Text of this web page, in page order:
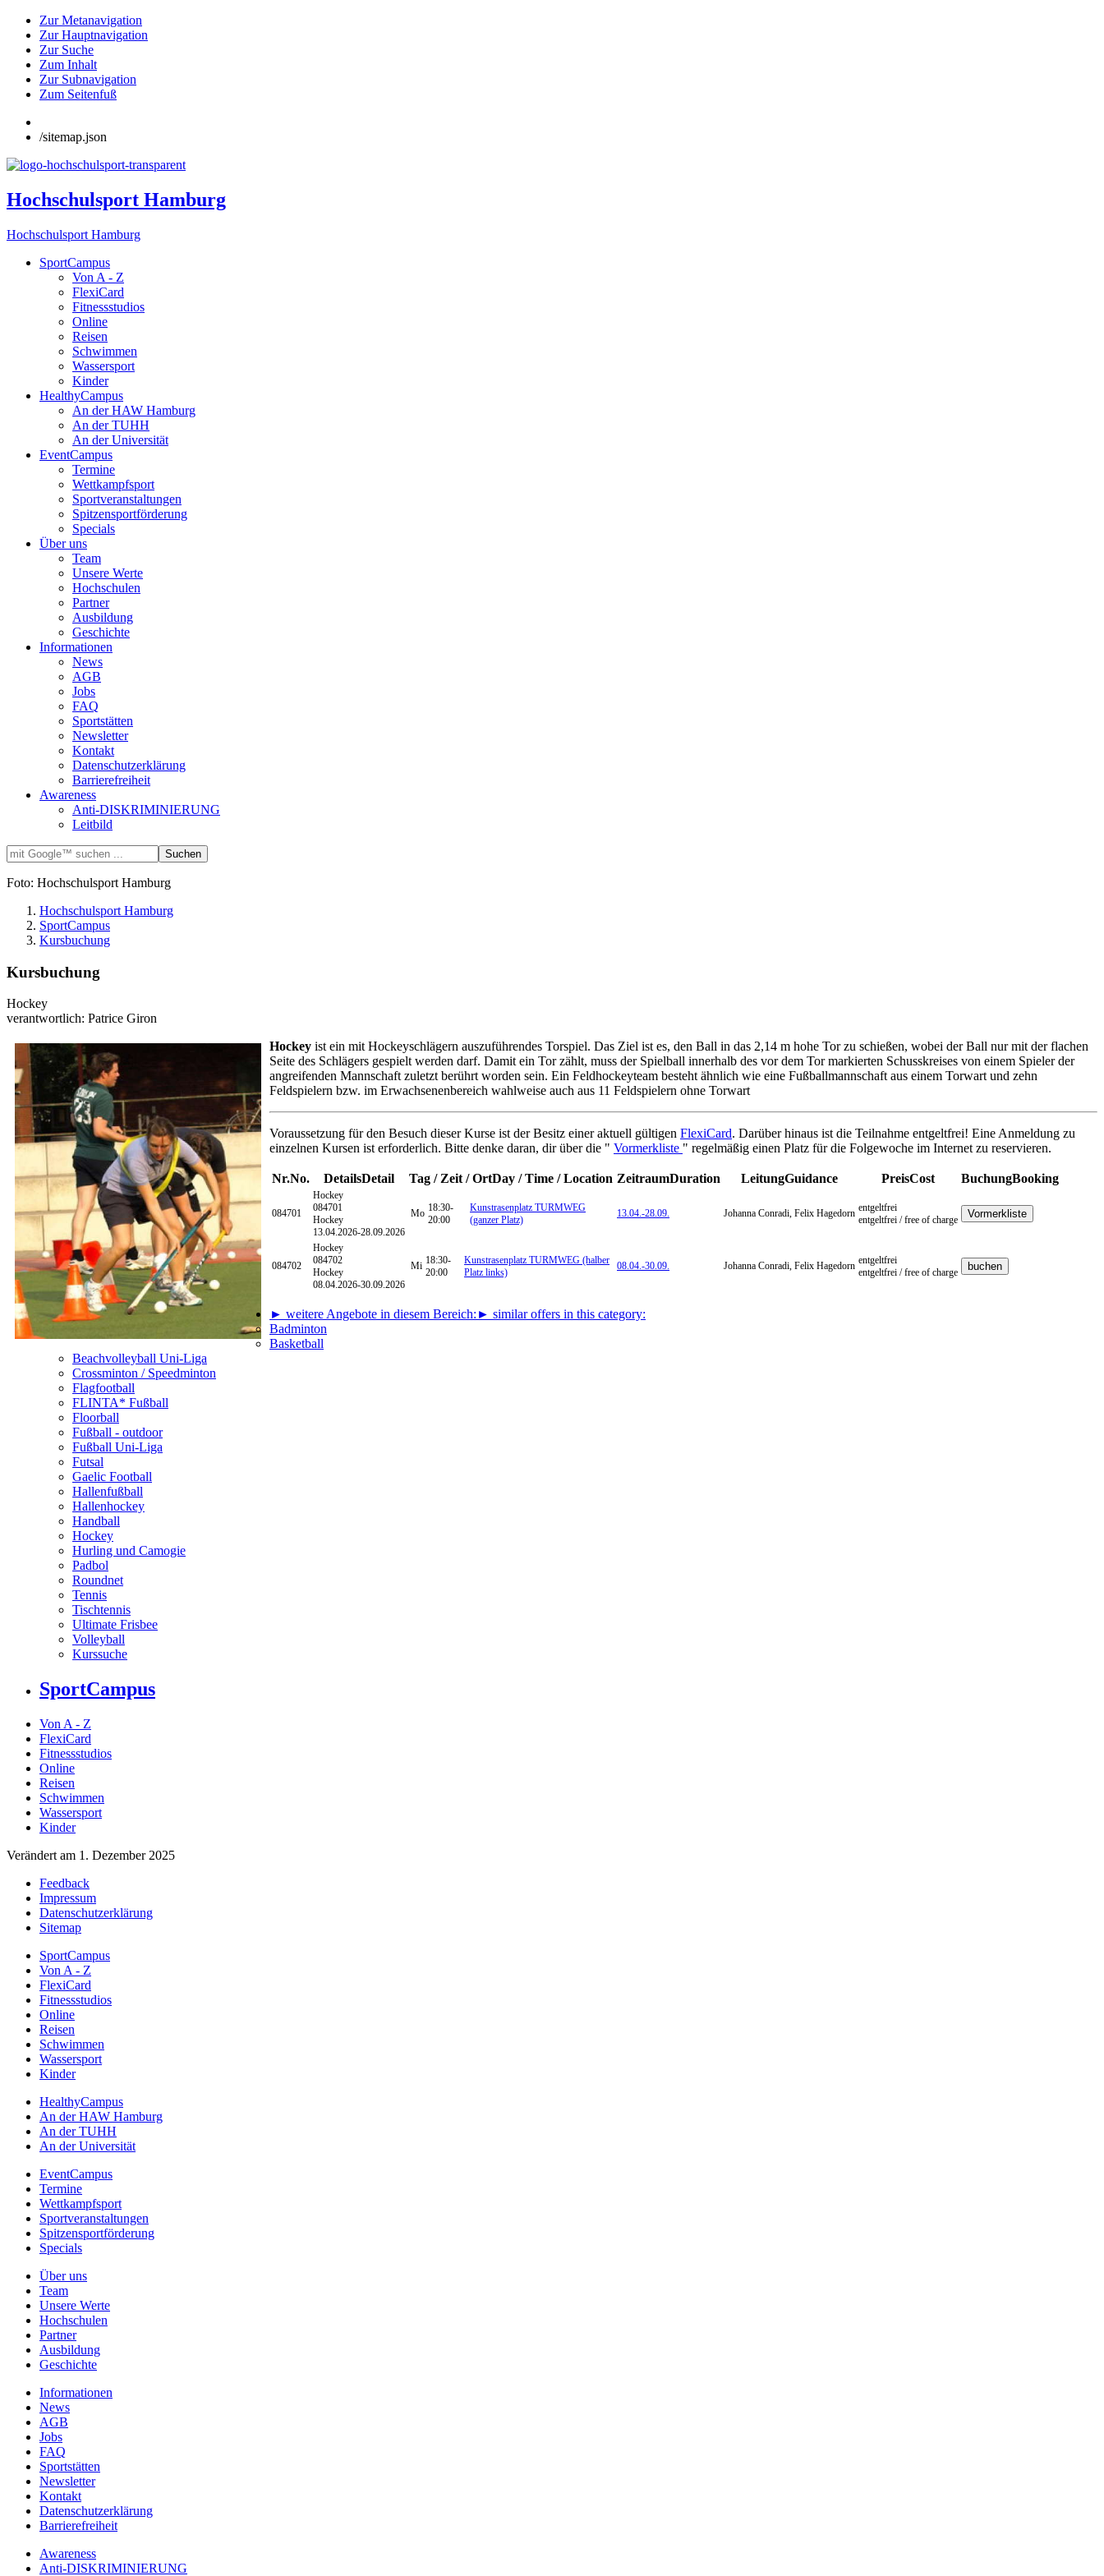
Zur Metanavigation
Zur Hauptnavigation
Zur Suche
Zum Inhalt
Zur Subnavigation
Zum Seitenfuß
/sitemap.json
Hochschulsport Hamburg
Hochschulsport Hamburg
SportCampus
Von A - Z
FlexiCard
Fitnessstudios
Online
Reisen
Schwimmen
Wassersport
Kinder
HealthyCampus
An der HAW Hamburg
An der TUHH
An der Universität
EventCampus
Termine
Wettkampfsport
Sportveranstaltungen
Spitzensportförderung
Specials
Über uns
Team
Unsere Werte
Hochschulen
Partner
Ausbildung
Geschichte
Informationen
News
AGB
Jobs
FAQ
Sportstätten
Newsletter
Kontakt
Datenschutzerklärung
Barrierefreiheit
Awareness
Anti-DISKRIMINIERUNG
Leitbild
Foto: Hochschulsport Hamburg
Hochschulsport Hamburg
SportCampus
Kursbuchung
Kursbuchung
Hockey
verantwortlich: Patrice Giron
Hockey ist ein mit Hockeyschlägern auszuführendes Torspiel. Das Ziel ist es, den Ball in das 2,14 m hohe Tor zu schießen, wobei der Ball nur mit der flachen
Seite des Schlägers gespielt werden darf. Damit ein Tor zählt, muss der Spielball innerhalb des vor dem Tor markierten Schusskreises von einem Spieler der
angreifenden Mannschaft zuletzt berührt worden sein. Ein Feldhockeyteam besteht ähnlich wie eine Fußballmannschaft aus einem Torwart und zehn
Feldspielern bzw. im Erwachsenenbereich wahlweise auch aus 11 Feldspielern ohne Torwart
Voraussetzung für den Besuch dieser Kurse ist der Besitz einer aktuell gültigen FlexiCard. Darüber hinaus ist die Teilnahme entgeltfrei! Eine Anmeldung zu
einzelnen Kursen ist erforderlich. Bitte denke daran, dir über die " Vormerkliste " regelmäßig einen Platz für die Folgewoche im Internet zu reservieren.
Nr.No. DetailsDetail Tag / Zeit / OrtDay / Time / Location ZeitraumDuration LeitungGuidance PreisCost BuchungBooking
084701
Hockey
084701
Hockey
13.04.2026-28.09.2026
Mo 18:30-
20:00
Kunstrasenplatz TURMWEG
(ganzer Platz)
13.04.-28.09. Johanna Conradi, Felix Hagedorn entgeltfrei
entgeltfrei / free of charge
084702
Hockey
084702
Hockey
08.04.2026-30.09.2026
Mi 18:30-
20:00
Kunstrasenplatz TURMWEG (halber
Platz links)
08.04.-30.09. Johanna Conradi, Felix Hagedorn entgeltfrei
entgeltfrei / free of charge
► weitere Angebote in diesem Bereich: ► similar offers in this category:
Badminton
Basketball
Beachvolleyball Uni-Liga
Crossminton / Speedminton
Flagfootball
FLINTA* Fußball
Floorball
Fußball - outdoor
Fußball Uni-Liga
Futsal
Gaelic Football
Hallenfußball
Hallenhockey
Handball
Hockey
Hurling und Camogie
Padbol
Roundnet
Tennis
Tischtennis
Ultimate Frisbee
Volleyball
Kurssuche
SportCampus
Von A - Z
FlexiCard
Fitnessstudios
Online
Reisen
Schwimmen
Wassersport
Kinder
Verändert am 1. Dezember 2025
Feedback
Impressum
Datenschutzerklärung
Sitemap
SportCampus
Von A - Z
FlexiCard
Fitnessstudios
Online
Reisen
Schwimmen
Wassersport
Kinder
HealthyCampus
An der HAW Hamburg
An der TUHH
An der Universität
EventCampus
Termine
Wettkampfsport
Sportveranstaltungen
Spitzensportförderung
Specials
Über uns
Team
Unsere Werte
Hochschulen
Partner
Ausbildung
Geschichte
Informationen
News
AGB
Jobs
FAQ
Sportstätten
Newsletter
Kontakt
Datenschutzerklärung
Barrierefreiheit
Awareness
Anti-DISKRIMINIERUNG